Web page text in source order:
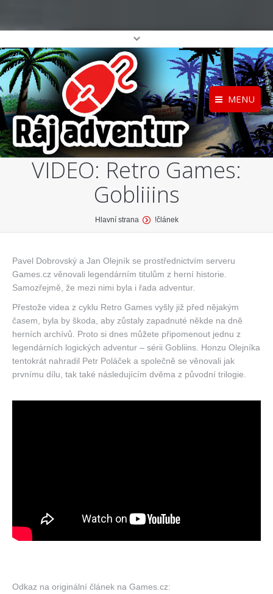
MENU
Registrace
Přihlášení
Home
O projektu
Katalog her
VIDEO: Retro Games:
Gobliiins
Hlavní strana !článek
Pavel Dobrovský a Jan Olejník se prostřednictvím serveru
Games.cz věnovali legendárním titulům z herní historie.
Samozřejmě, že mezi nimi byla i řada adventur.
Přestože videa z cyklu Retro Games vyšly již před nějakým
časem, byla by škoda, aby zůstaly zapadnuté někde na dně
herních archívů. Proto si dnes můžete připomenout jednu z
legendárních logických adventur – sérii Gobliins. Honzu Olejníka
tentokrát nahradil Petr Poláček a společně se věnovali jak
prvnímu dílu, tak také následujícím dvěma z původní trilogie.
Odkaz na originální článek na Games.cz: